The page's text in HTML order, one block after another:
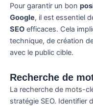
Pour garantir un bon
Google, il est essentiel
SEO efficaces. Cela
technique, de création
avec le public cible.
Recherche de
La recherche de mots-
stratégie SEO.